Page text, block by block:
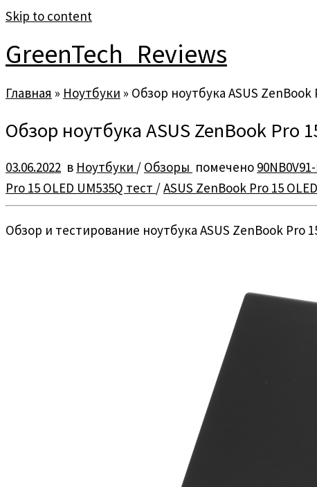
Skip to content
GreenTech_Reviews
Главная » Ноутбуки » Обзор ноутбука ASUS ZenBook
Обзор ноутбука ASUS ZenBook Pro
03.06.2022 в Ноутбуки / Обзоры помечено
Pro 15 OLED UM535Q тест /ASUS ZenBook Pro 15
Обзор и тестирование ноутбука ASUS ZenBook Pro